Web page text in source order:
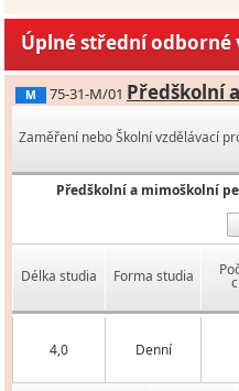
Úplné střední
M 75-31-M/01 Předškolní
Zaměření nebo Školní vzdělávací
Předškolní a mimoškolní
Délka studia Forma studia
4,0 Denní